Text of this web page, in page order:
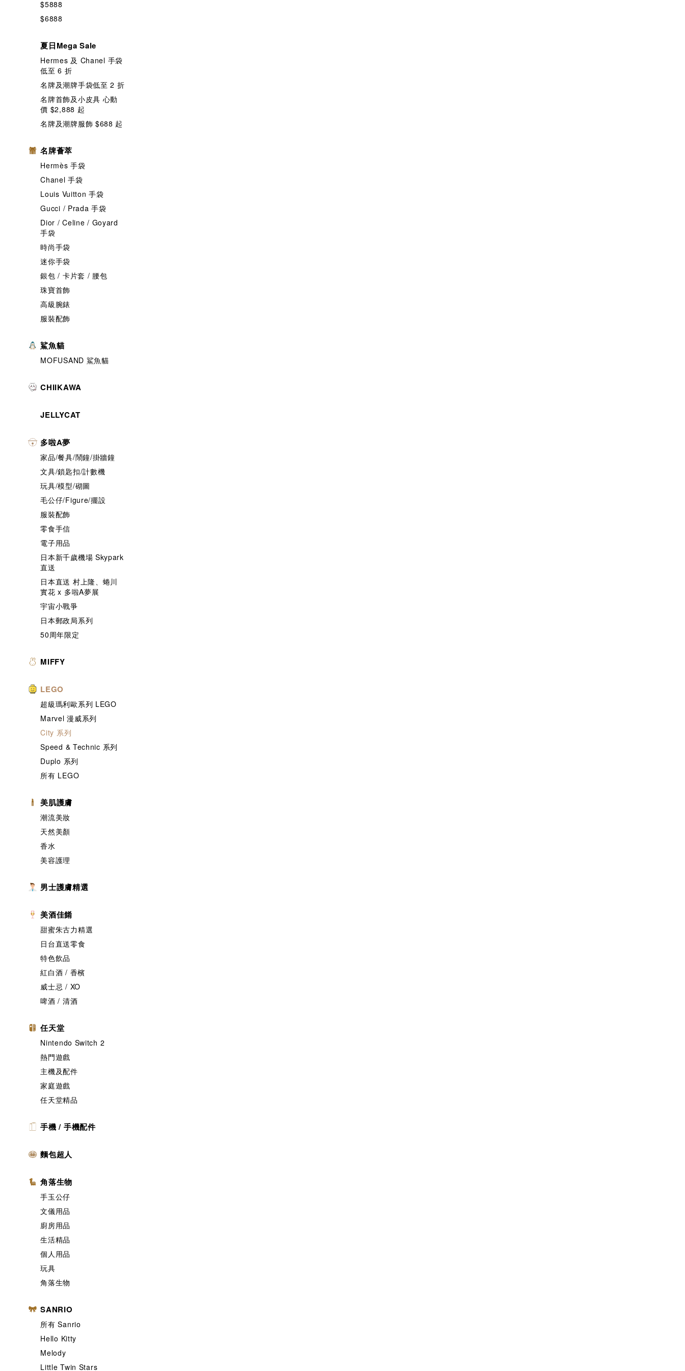
$5888
$6888
夏日Mega Sale
Hermes 及 Chanel 手袋
低至 6 折
名牌及潮牌手袋低至 2 折
名牌首飾及小皮具 心動
價 $2,888 起
名牌及潮牌服飾 $688 起
名牌薈萃
Hermès 手袋
Chanel 手袋
Louis Vuitton 手袋
Gucci / Prada 手袋
Dior / Celine / Goyard
手袋
時尚手袋
迷你手袋
銀包 / 卡片套 / 腰包
珠寶首飾
高級腕錶
服裝配飾
鯊魚貓
MOFUSAND 鯊魚貓
CHIIKAWA
JELLYCAT
多啦A夢
家品/餐具/鬧鐘/掛牆鐘
文具/鎖匙扣/計數機
玩具/模型/砌圖
毛公仔/Figure/擺設
服裝配飾
零食手信
電子用品
日本新千歲機場 Skypark
直送
日本直送 村上隆、蜷川
實花 x 多啦A夢展
宇宙小戰爭
日本郵政局系列
50周年限定
MIFFY
LEGO
超級瑪利歐系列 LEGO
Marvel 漫威系列
City 系列
Speed & Technic 系列
Duplo 系列
所有 LEGO
美肌護膚
潮流美妝
天然美顏
香水
美容護理
男士護膚精選
美酒佳餚
甜蜜朱古力精選
日台直送零食
特色飲品
紅白酒 / 香檳
威士忌 / XO
啤酒 / 清酒
任天堂
Nintendo Switch 2
熱門遊戲
主機及配件
家庭遊戲
任天堂精品
手機 / 手機配件
麵包超人
角落生物
手玉公仔
文儀用品
廚房用品
生活精品
個人用品
玩具
角落生物
SANRIO
所有 Sanrio
Hello Kitty
Melody
Little Twin Stars